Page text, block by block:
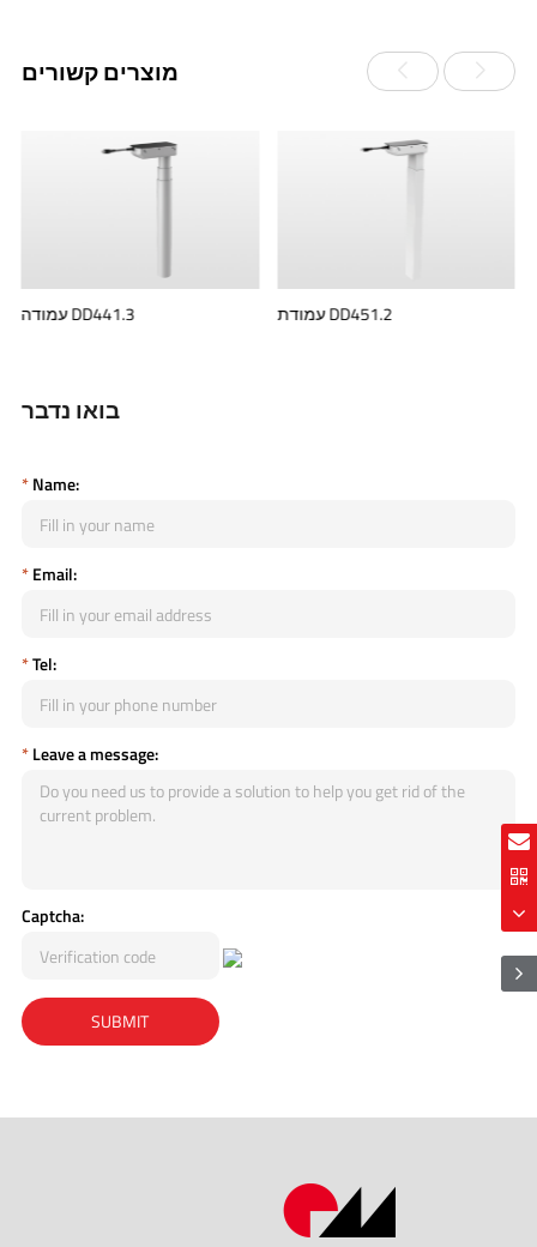
מוצרים קשורים
עמודה DD441.3 עמודת DD451.2
בואו נדבר
*Name:
*Email:
*Tel:
*Leave a message:
Captcha: